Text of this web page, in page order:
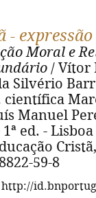
-
Moral e
/ Vítor
Silvério
científica
Manuel
ed. -
59-8